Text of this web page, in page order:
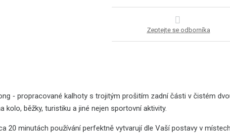
Zeptejte se odborníka
- propracované kalhoty s trojitým prošitím zadní části v čistém
kolo, běžky, turistiku a jiné nejen sportovní aktivity.
20 minutách používání perfektně vytvarují dle Vaší postavy v